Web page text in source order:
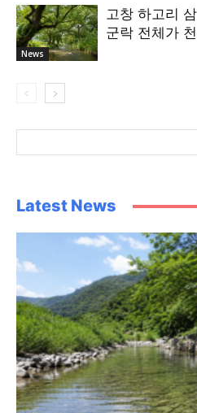
News
고창 하고리
군락 전체가
Latest News